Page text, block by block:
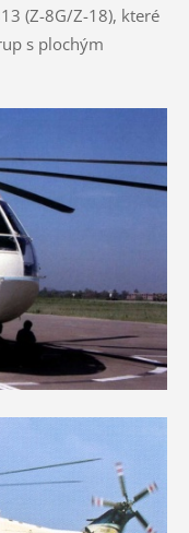
(Z-8G/Z-18), které
s plochým